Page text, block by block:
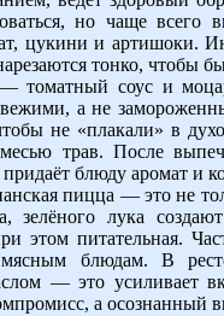
но чаще всего
цукини и артишоки.
тонко, чтобы
томатный соус и
а не
не «плакали» в
трав. После
блюду аромат и
пицца — это не
зелёного лука
этом питательная.
мясным блюдам. В
— это усиливает
а осознанный